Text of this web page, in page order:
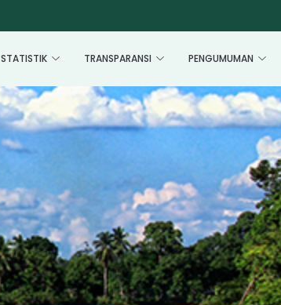
STATISTIK TRANSPARANSI PENGUMUMAN